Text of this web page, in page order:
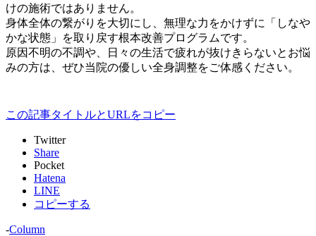
けの施術ではありません。
身体全体の繋がりを大切にし、無理な力をかけずに「しなや
かな状態」を取り戻す根本改善プログラムです。
原因不明の不調や、日々の生活で疲れが抜けきらないとお悩
みの方は、ぜひ当院の優しい全身調整をご体感ください。
この記事タイトルとURLをコピー
Twitter
Share
Pocket
Hatena
LINE
コピーする
-Column